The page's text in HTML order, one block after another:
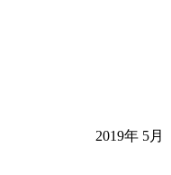
2019年 5月